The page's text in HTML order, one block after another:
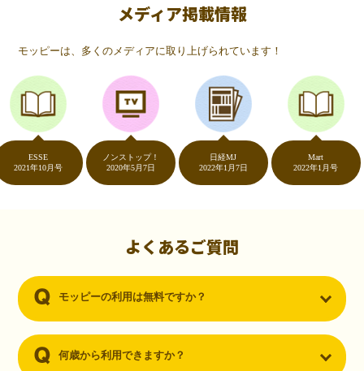
いつものネットショッピングが、モッピーでお得
（20代・女性）
友達に勧められてモッピーをはじめました。空いた時間にスマホで買
い物をすることが多いのですが、モッピーを経由するだけでショップ
のポイントとモッピーのポイントが二重で貯まることを知り、ビック
リ…！いつものネットショッピングをモッピーを経由するだけでポイ
ントが貯まるなんて…もっと早く教えてほしかった～！貯まったポイ
ントはギフト券に交換して、プチ贅沢を楽しんでます♪
（30代・男性）
ーを知りました。クレジットカードを発行するだけでポイントが貯ま
るならと無料登録して、クレジットカードの発行やアプリダウンロー
メディア掲載情報
モッピーは、多くのメディアに取り上げられています！
年10月号
ノンストップ！
2020年5月7日
日経MJ
2022年1月7日
2022年1月号
よくあるご質問
モッピーの利用は無料ですか？
何歳から利用できますか？